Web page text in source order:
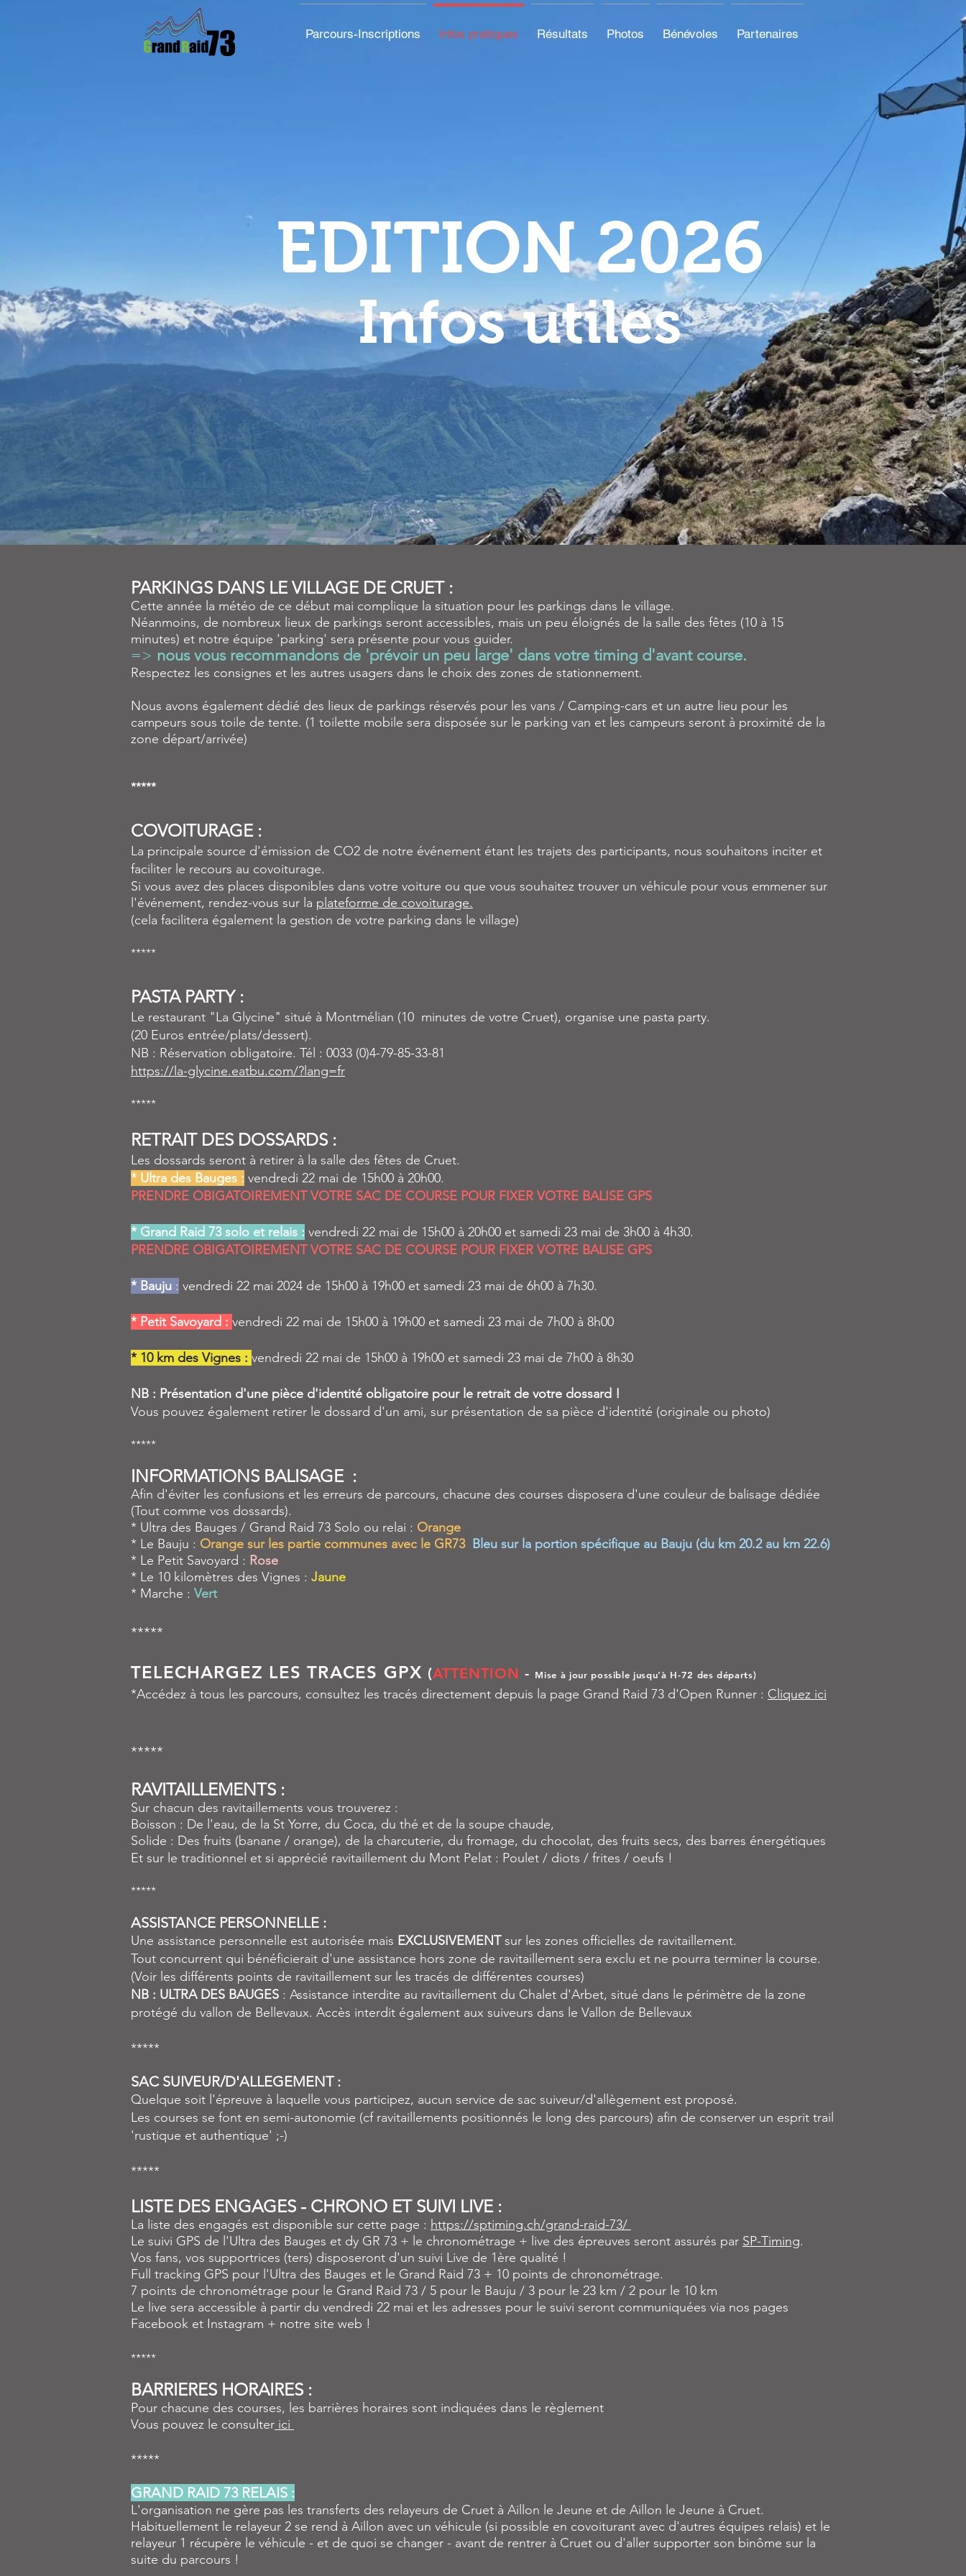
Parcours-Inscriptions Infos pratiques Résultats Photos Bénévoles Partenaires
EDITION 2026
Infos utiles
PARKINGS DANS LE VILLAGE DE CRUET :
Cette année la météo de ce début mai complique la situation pour les parkings dans le village.
Néanmoins, de nombreux lieux de parkings seront accessibles, mais un peu éloignés de la salle des fêtes (10 à 15
minutes) et notre équipe 'parking' sera présente pour vous guider.
=> nous vous recommandons de 'prévoir un peu large' dans votre timing d'avant course.
Respectez les consignes et les autres usagers dans le choix des zones de stationnement.
Nous avons également dédié des lieux de parkings réservés pour les vans / Camping-cars et un autre lieu pour les
campeurs sous toile de tente. (1 toilette mobile sera disposée sur le parking van et les campeurs seront à proximité de la
zone départ/arrivée)
*****
COVOITURAGE :
La principale source d'émission de CO2 de notre événement étant les trajets des participants, nous souhaitons inciter et
faciliter le recours au covoiturage.
Si vous avez des places disponibles dans votre voiture ou que vous souhaitez trouver un véhicule pour vous emmener sur
l'événement, rendez-vous sur la plateforme de covoiturage.
(cela facilitera également la gestion de votre parking dans le village)
*****
PASTA PARTY :
Le restaurant "La Glycine" situé à Montmélian (10 minutes de votre Cruet), organise une pasta party.
(20 Euros entrée/plats/dessert).
NB : Réservation obligatoire. Tél : 0033 (0)4-79-85-33-81
https://la-glycine.eatbu.com/?lang=fr
*****
RETRAIT DES DOSSARDS :
Les dossards seront à retirer à la salle des fêtes de Cruet.
* Ultra des Bauges : vendredi 22 mai de 15h00 à 20h00.
PRENDRE OBIGATOIREMENT VOTRE SAC DE COURSE POUR FIXER VOTRE BALISE GPS
* Grand Raid 73 solo et relais : vendredi 22 mai de 15h00 à 20h00 et samedi 23 mai de 3h00 à 4h30.
PRENDRE OBIGATOIREMENT VOTRE SAC DE COURSE POUR FIXER VOTRE BALISE GPS
* Bauju : vendredi 22 mai 2024 de 15h00 à 19h00 et samedi 23 mai de 6h00 à 7h30.
* Petit Savoyard : vendredi 22 mai de 15h00 à 19h00 et samedi 23 mai de 7h00 à 8h00
* 10 km des Vignes : vendredi 22 mai de 15h00 à 19h00 et samedi 23 mai de 7h00 à 8h30
NB : Présentation d'une pièce d'identité obligatoire pour le retrait de votre dossard !
Vous pouvez également retirer le dossard d'un ami, sur présentation de sa pièce d'identité (originale ou photo)
*****
INFORMATIONS BALISAGE :
Afin d'éviter les confusions et les erreurs de parcours, chacune des courses disposera d'une couleur de balisage dédiée
(Tout comme vos dossards).
* Ultra des Bauges / Grand Raid 73 Solo ou relai : Orange
* Le Bauju : Orange sur les partie communes avec le GR73 Bleu sur la portion spécifique au Bauju (du km 20.2 au km 22.6)
* Le Petit Savoyard : Rose
* Le 10 kilomètres des Vignes : Jaune
* Marche : Vert
*****
TELECHARGEZ LES TRACES GPX (ATTENTION - Mise à jour possible jusqu'à H-72 des départs)
*Accédez à tous les parcours, consultez les tracés directement depuis la page Grand Raid 73 d'Open Runner : Cliquez ici
*****
RAVITAILLEMENTS :
Sur chacun des ravitaillements vous trouverez :
Boisson : De l'eau, de la St Yorre, du Coca, du thé et de la soupe chaude,
Solide : Des fruits (banane / orange), de la charcuterie, du fromage, du chocolat, des fruits secs, des barres énergétiques
Et sur le traditionnel et si apprécié ravitaillement du Mont Pelat : Poulet / diots / frites / oeufs !
*****
ASSISTANCE PERSONNELLE :
Une assistance personnelle est autorisée mais EXCLUSIVEMENTsur les zones officielles de ravitaillement.
Tout concurrent qui bénéficierait d'une assistance hors zone de ravitaillement sera exclu et ne pourra terminer la course.
(Voir les différents points de ravitaillement sur les tracés de différentes courses)
NB : ULTRA DES BAUGES : Assistance interdite au ravitaillement du Chalet d'Arbet, situé dans le périmètre de la zone
protégé du vallon de Bellevaux. Accès interdit également aux suiveurs dans le Vallon de Bellevaux
*****
SAC SUIVEUR/D'ALLEGEMENT :
Quelque soit l'épreuve à laquelle vous participez, aucun service de sac suiveur/d'allègement est proposé.
Les courses se font en semi-autonomie (cf ravitaillements positionnés le long des parcours) afin de conserver un esprit trail
'rustique et authentique' ;-)
*****
LISTE DES ENGAGES - CHRONO ET SUIVI LIVE :
La liste des engagés est disponible sur cette page : https://sptiming.ch/grand-raid-73/
Le suivi GPS de l'Ultra des Bauges et dy GR 73 + le chronométrage + live des épreuves seront assurés par SP-Timing.
Vos fans, vos supportrices (ters) disposeront d'un suivi Live de 1ère qualité !
Full tracking GPS pour l'Ultra des Bauges et le Grand Raid 73 + 10 points de chronométrage.
7 points de chronométrage pour le Grand Raid 73 / 5 pour le Bauju / 3 pour le 23 km / 2 pour le 10 km
Le live sera accessible à partir du vendredi 22 mai et les adresses pour le suivi seront communiquées via nos pages
Facebook et Instagram + notre site web !
*****
BARRIERES HORAIRES :
Pour chacune des courses, les barrières horaires sont indiquées dans le règlement
Vous pouvez le consulter ici
*****
GRAND RAID 73 RELAIS :
L'organisation ne gère pas les transferts des relayeurs de Cruet à Aillon le Jeune et de Aillon le Jeune à Cruet.
Habituellement le relayeur 2 se rend à Aillon avec un véhicule (si possible en covoiturant avec d'autres équipes relais) et le
relayeur 1 récupère le véhicule - et de quoi se changer - avant de rentrer à Cruet ou d'aller supporter son binôme sur la
suite du parcours !